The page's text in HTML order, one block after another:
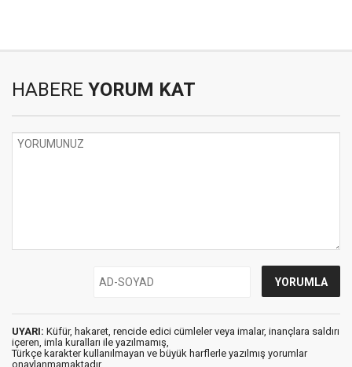
HABERE YORUM KAT
UYARI: Küfür, hakaret, rencide edici cümleler veya imalar, inançlara saldırı
içeren, imla kuralları ile yazılmamış,
Türkçe karakter kullanılmayan ve büyük harflerle yazılmış yorumlar
onaylanmamaktadır.